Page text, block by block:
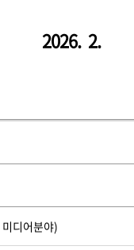
2026. 2.
디어분야)